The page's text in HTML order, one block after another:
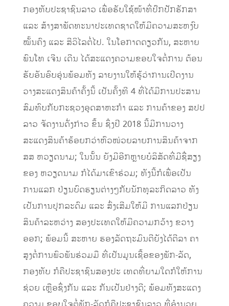
ກອງທັບປະຊາຊົນລາວ ເພື່ອຮັບໃຊ້ໜ້າທີ່ປົກປັກຮັກສາ
ແລະ ສ້າງສາພັດທະນາປະເທດຊາດໃຫ້ມີຄວາມສະຫງົບ
ໝັ້ນຄົງ ແລະ ສີວິໄລຕໍ່ໄປ. ໃນໂອກາດດຽວກັນ, ສະຫາຍ
ພົນໂທ ເຈີນ ເດີນ ໄດ້ສະແດງຄວາມຂອບໃຈຕໍ່ການ ຕ້ອນ
ຮັບອັນອົບອຸ່ນພ້ອມທັງ ລາຍງານໃຫ້ຮູ້ວ່າການເປີດງານ
ວາງສະແດງສິນຄ້າຄັ້ງນີ້ ເປັນຄັ້ງທີ 4 ທີ່ໄດ້ມີການປະສານ
ສົມທົບກັບກະຊວງອຸດສາຫະກຳ ແລະ ການຄ້າຂອງ ສປປ
ລາວ ຈັດງານດັ່ງກ່າວ ຂຶ້ນ ຊຶ່ງປີ 2018 ນີ້ມີການວາງ
ສະແດງສິນຄ້າຮ້ອຍກວ່າຫົວໜ່ວຍລາຍການສິນຄ້າຈາກ
ສສ ຫວຽດນາມ; ໃນນັ້ນ ຍັງມີອີກຫຼາຍບໍລິສັດທີ່ມີຊື່ສຽງ
ຂອງ ຫວຽດນາມ ກໍໄດ້ມາເຂົາຮ່ວມ; ທັງນີ້ກໍເພື່ອເປັນ
ການແລກ ປ່ຽນບົດຮຽນຕ່າງໆກັບນັກທຸລະກິດລາວ ທັງ
ເປັນການປຸກລະດົມ ແລະ ສົ່ງເສີມໃຫ້ມີ ການແລກປ່ຽນ
ສິນຄ້າລະຫວ່າງ ສອງປະເທດໃຫ້ມີຄວາມກວ້າງ ຂວາງ
ອອກ; ພ້ອມນີ້ ສະຫາຍ ຮອງລັດຖະມົນຕີຍັງໄດ້ຕີລາ ຄາ
ສູງຕໍ່ການພົວພັນຮ່ວມມື ທີ່ເປັນມູນເຊື້ອຂອງພັກ-ລັດ,
ກອງທັບ ກໍຄືປະຊາຊົນສອງປະ ເທດທີ່ຍາມໃດກໍໃຫ້ການ
ຊ່ວຍ ເຫຼືອຊຶ່ງກັນ ແລະ ກັນເປັນຢ່າງດີ; ພ້ອມທັງສະແດງ